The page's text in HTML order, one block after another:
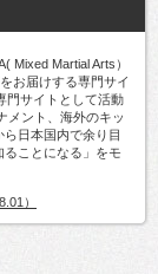
Mixed Martial Arts）
お届けする専門サイ
門サイトとして活動
メント、海外のキッ
日本国内で余り目
ることになる」をモ
）